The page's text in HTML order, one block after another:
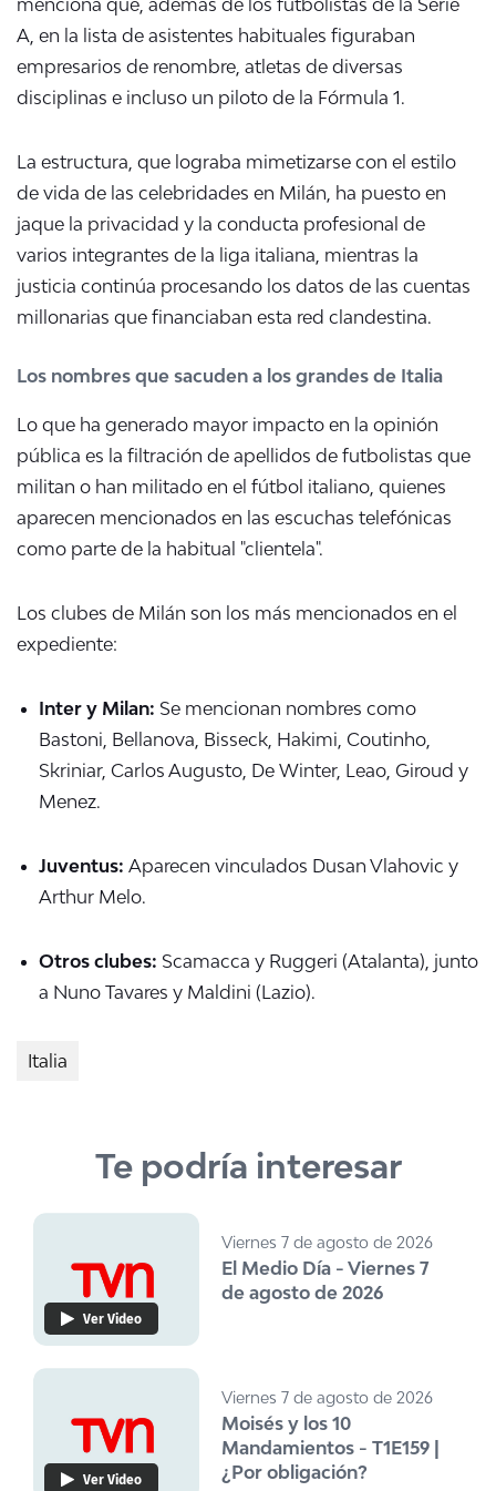
menciona que, además de los futbolistas de la Serie
A, en la lista de asistentes habituales figuraban
empresarios de renombre, atletas de diversas
disciplinas e incluso un piloto de la Fórmula 1.
La estructura, que lograba mimetizarse con el estilo
de vida de las celebridades en Milán, ha puesto en
jaque la privacidad y la conducta profesional de
varios integrantes de la liga italiana, mientras la
justicia continúa procesando los datos de las cuentas
millonarias que financiaban esta red clandestina.
Los nombres que sacuden a los grandes de Italia
Lo que ha generado mayor impacto en la opinión
pública es la filtración de apellidos de futbolistas que
militan o han militado en el fútbol italiano, quienes
aparecen mencionados en las escuchas telefónicas
como parte de la habitual "clientela".
Los clubes de Milán son los más mencionados en el
expediente:
Inter y Milan: Se mencionan nombres como
Bastoni, Bellanova, Bisseck, Hakimi, Coutinho,
Skriniar, Carlos Augusto, De Winter, Leao, Giroud y
Menez.
Juventus: Aparecen vinculados Dusan Vlahovic y
Arthur Melo.
Otros clubes: Scamacca y Ruggeri (Atalanta), junto
a Nuno Tavares y Maldini (Lazio).
Italia
Te podría interesar
Ver Video
Viernes 7 de agosto de 2026
El Medio Día - Viernes 7
de agosto de 2026
Ver Video
Viernes 7 de agosto de 2026
Moisés y los 10
Mandamientos - T1E159 |
¿Por obligación?